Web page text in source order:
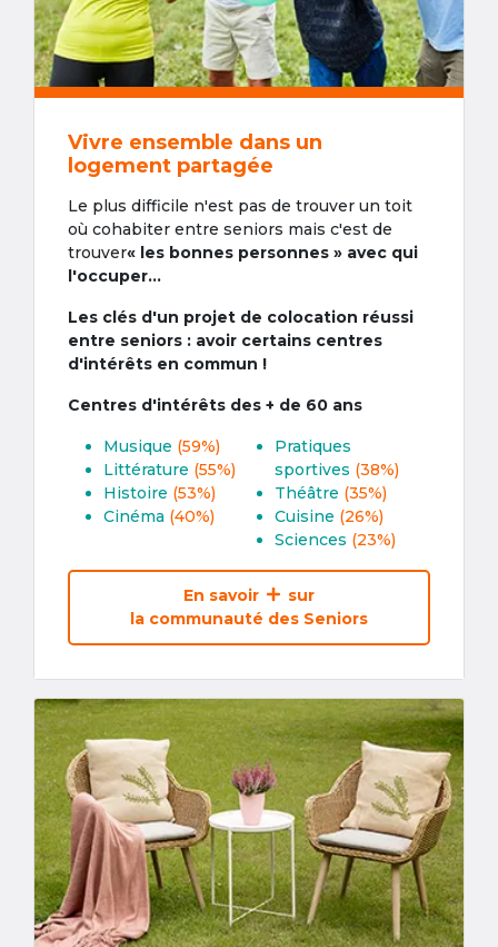
Vivre ensemble dans un
logement partagée
Le plus difficile n'est pas de trouver un toit
où cohabiter entre seniors mais c'est de
trouver« les bonnes personnes » avec qui
l'occuper...
Les clés d'un projet de colocation réussi
entre seniors : avoir certains centres
d'intérêts en commun !
Centres d'intérêts des + de 60 ans
Musique (59%)
Littérature (55%)
Histoire (53%)
Cinéma (40%)
Pratiques
sportives (38%)
Théâtre (35%)
Cuisine (26%)
Sciences (23%)
En savoir
sur
la communauté des Seniors